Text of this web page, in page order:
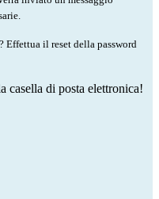
Effettua il reset della password
casella di posta elettronica!